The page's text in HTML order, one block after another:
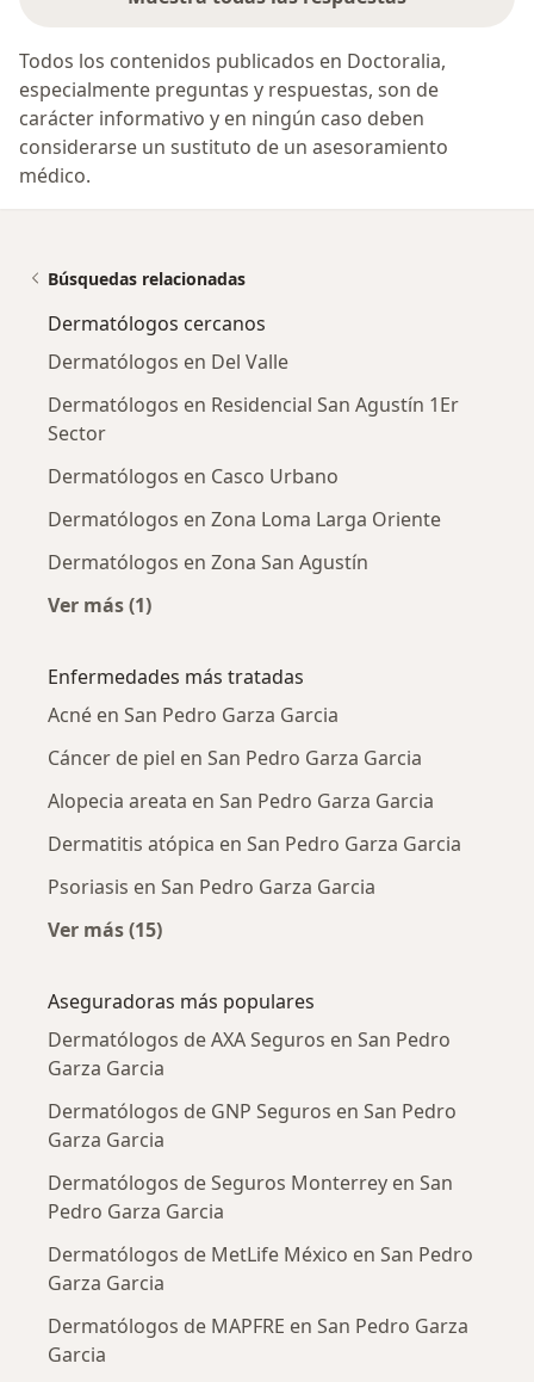
Todos los contenidos publicados en Doctoralia,
especialmente preguntas y respuestas, son de
carácter informativo y en ningún caso deben
considerarse un sustituto de un asesoramiento
médico.
Búsquedas relacionadas
Dermatólogos cercanos
Dermatólogos en Del Valle
Dermatólogos en Residencial San Agustín 1Er
Sector
Dermatólogos en Casco Urbano
Dermatólogos en Zona Loma Larga Oriente
Dermatólogos en Zona San Agustín
Ver más (1)
Enfermedades más tratadas
Acné en San Pedro Garza Garcia
Cáncer de piel en San Pedro Garza Garcia
Alopecia areata en San Pedro Garza Garcia
Dermatitis atópica en San Pedro Garza Garcia
Psoriasis en San Pedro Garza Garcia
Ver más (15)
Aseguradoras más populares
Dermatólogos de AXA Seguros en San Pedro
Garza Garcia
Dermatólogos de GNP Seguros en San Pedro
Garza Garcia
Dermatólogos de Seguros Monterrey en San
Pedro Garza Garcia
Dermatólogos de MetLife México en San Pedro
Garza Garcia
Dermatólogos de MAPFRE en San Pedro Garza
Garcia